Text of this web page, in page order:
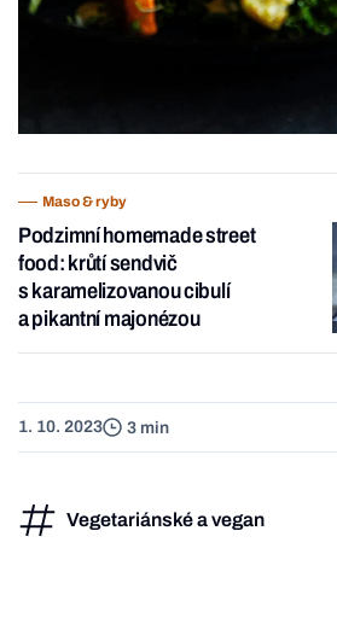
Maso & ryby
Podzimní homemade street
food: krůtí sendvič
s karamelizovanou cibulí
a pikantní majonézou
1. 10. 2023 3 min
Vegetariánské a vegan